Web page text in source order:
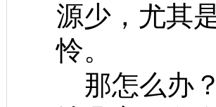
源少，尤其
怜。
那怎么办